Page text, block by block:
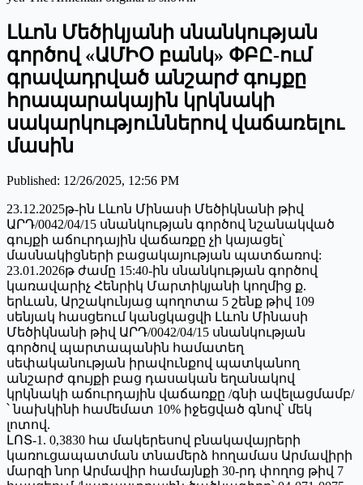
Լևոն Մեծիկյանի սնանկության
գործով «ԱՄԻՕ բանկ» ՓԲԸ-ում
գրավադրված անշարժ գույքը
հրապարակային կրկնակի
սակարկություններով վաճառելու
մասին
Published: 12/26/2025, 12:56 PM
23.12.2025թ-ին Լևոն Մինասի Մեծիկնանի թիվ
ԱՐԴ/0042/04/15 սնանկության գործով նշանակված
գույքի աճուրդային վաճառքը չի կայացել՝
մասնակիցների բացակայության պատճառով:
23.01.2026թ ժամը 15:40-ին սնանկության գործով
կառավարիչ Հենրիկ Մարտիկյանի կողմից ք.
երևան, Արշակունյաց պողոտա 5 շենք թիվ 109
սենյակ հասցեում կանցկացվի Լևոն Մինասի
Մեծիկնանի թիվ ԱՐԴ/0042/04/15 սնանկության
գործով պարտապանին համատեղ
սեփականության իրավունքով պատկանող
անշարժ գույքի բաց դասական եղանակով
կրկնակի աճուրդային վաճառքը /գնի ավելացմամբ/
՝ նախկինի համեմատ 10% իջեցված գնով՝ մեկ
լոտով.
ԼՈՏ-1. 0,3830 հա մակերեսով բնակավայրերի
կառուցապատման տնամերձ հողամաս Արմավիրի
մարզի նոր Արմավիր համայնքի 30-րդ փողոց թիվ 7